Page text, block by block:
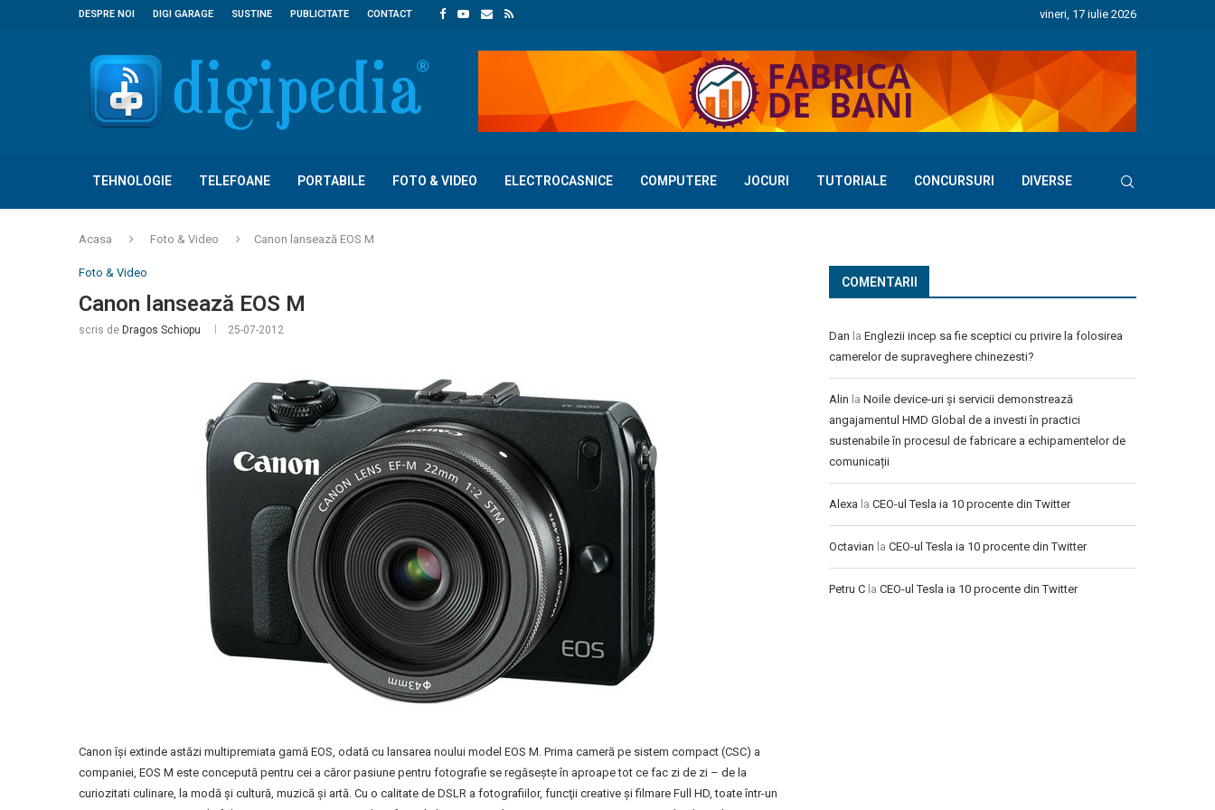
DESPRE NOI DIGI GARAGE SUSTINE PUBLICITATE CONTACT vineri, 17 iulie 2026
TEHNOLOGIE TELEFOANE PORTABILE FOTO & VIDEO ELECTROCASNICE COMPUTERE JOCURI TUTORIALE CONCURSURI DIVERSE
Acasa Foto & Video Canon lansează EOS M
Foto & Video
Canon lansează EOS M
scris de Dragos Schiopu 25-07-2012
Canon îşi extinde astăzi multipremiata gamă EOS, odată cu lansarea noului model EOS M. Prima cameră pe sistem compact (CSC) a
companiei, EOS M este concepută pentru cei a căror pasiune pentru fotografie se regăseşte în aproape tot ce fac zi de zi – de la
curiozitati culinare, la modă şi cultură, muzică şi artă. Cu o calitate de DSLR a fotografiilor, funcţii creative şi filmare Full HD, toate într-un
COMENTARII
Dan la Englezii incep sa fie sceptici cu privire la folosirea
camerelor de supraveghere chinezesti?
Alin la Noile device-uri și servicii demonstrează
angajamentul HMD Global de a investi în practici
sustenabile în procesul de fabricare a echipamentelor de
comunicații
Alexa la CEO-ul Tesla ia 10 procente din Twitter
Octavian la CEO-ul Tesla ia 10 procente din Twitter
Petru C la CEO-ul Tesla ia 10 procente din Twitter